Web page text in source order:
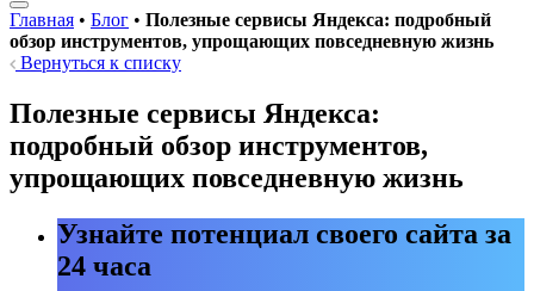
Главная • Блог • Полезные сервисы Яндекса: подробный
обзор инструментов, упрощающих повседневную жизнь
Вернуться к списку
Полезные сервисы Яндекса:
подробный обзор инструментов,
упрощающих повседневную жизнь
Узнайте потенциал своего сайта за
24 часа